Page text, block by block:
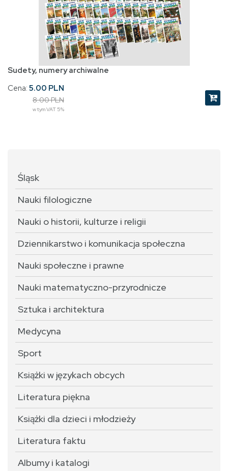
Sudety, numery archiwalne
Cena: 5.00 PLN
8.00 PLN
w tym VAT 5%
Śląsk
Nauki filologiczne
Nauki o historii, kulturze i religii
Dziennikarstwo i komunikacja społeczna
Nauki społeczne i prawne
Nauki matematyczno-przyrodnicze
Sztuka i architektura
Medycyna
Sport
Książki w językach obcych
Literatura piękna
Książki dla dzieci i młodzieży
Literatura faktu
Albumy i katalogi